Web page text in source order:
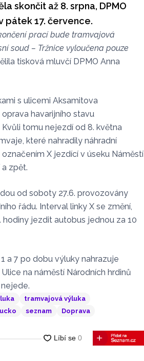
skončit až 8. srpna, DPMO
pátek 17. července.
prací bude tramvajová
soud – Tržnice vyloučena pouze
tisková mluvčí DPMO Anna
s ulicemi Aksamitova
havarijního stavu
Kvůli tomu nejezdí od 8. května
které nahradily náhradní
X jezdící v úseku Náměstí
a zpět.
od soboty 27.6. provozovány
řádu. Interval linky X se změní,
hodiny jezdit autobus jednou za 10
a 7 po dobu výluky nahrazuje
na náměstí Národních hrdinů
tramvajová výluka
seznam
Doprava